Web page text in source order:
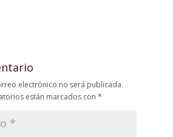
electrónico no será publicada.
están marcados con *